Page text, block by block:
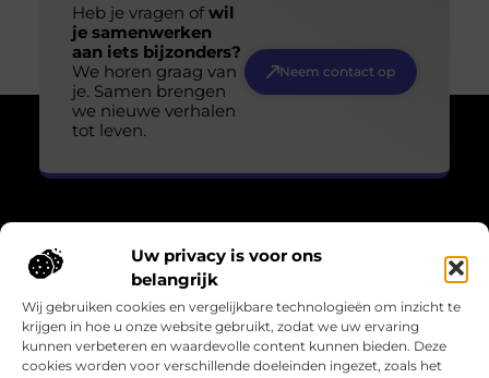
Uw privacy is voor ons
belangrijk
Wij gebruiken cookies en vergelijkbare technologieën om inzicht te
krijgen in hoe u onze website gebruikt, zodat we uw ervaring
kunnen verbeteren en waardevolle content kunnen bieden. Deze
cookies worden voor verschillende doeleinden ingezet, zoals het
Heb je vragen ofwil
je samenwerken
aan iets bijzonders?
We horen graag van
je. Samen brengen
we nieuwe verhalen
tot leven.
Neem contact op
Over Losser Digitaal
“Kijk omhoog. Vind het wonder in het gewone.”
Losser-digitaal.nl nodigt je uit om de magie in het alledaagse
te zien. Inspirerende blogs en verhalen die verwondering
oproepen en het leven in een ander licht zetten.